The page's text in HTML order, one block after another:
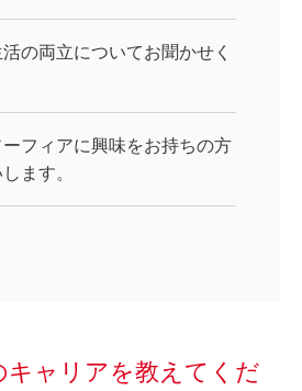
の両立についてお聞かせく
フィアに興味をお持ちの方
ます。
キャリアを教えてくだ